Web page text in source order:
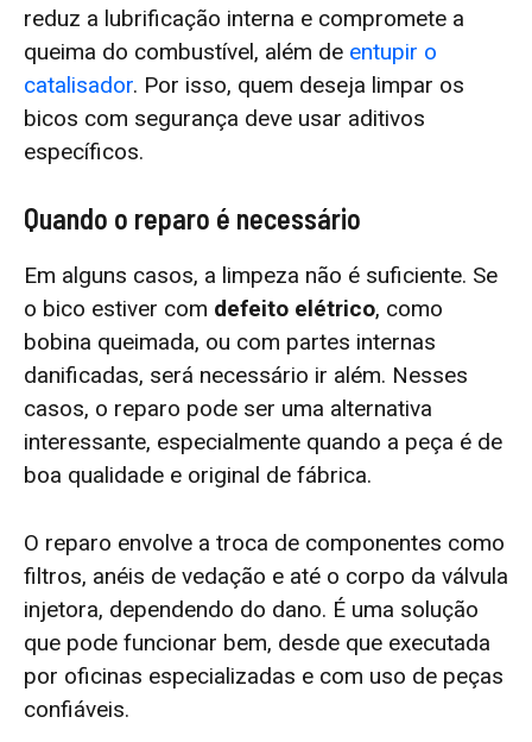
reduz a lubrificação interna e compromete a
queima do combustível, além de entupir o
catalisador. Por isso, quem deseja limpar os
bicos com segurança deve usar aditivos
específicos.
Quando o reparo é necessário
Em alguns casos, a limpeza não é suficiente. Se
o bico estiver com defeito elétrico, como
bobina queimada, ou com partes internas
danificadas, será necessário ir além. Nesses
casos, o reparo pode ser uma alternativa
interessante, especialmente quando a peça é de
boa qualidade e original de fábrica.
O reparo envolve a troca de componentes como
filtros, anéis de vedação e até o corpo da válvula
injetora, dependendo do dano. É uma solução
que pode funcionar bem, desde que executada
por oficinas especializadas e com uso de peças
confiáveis.